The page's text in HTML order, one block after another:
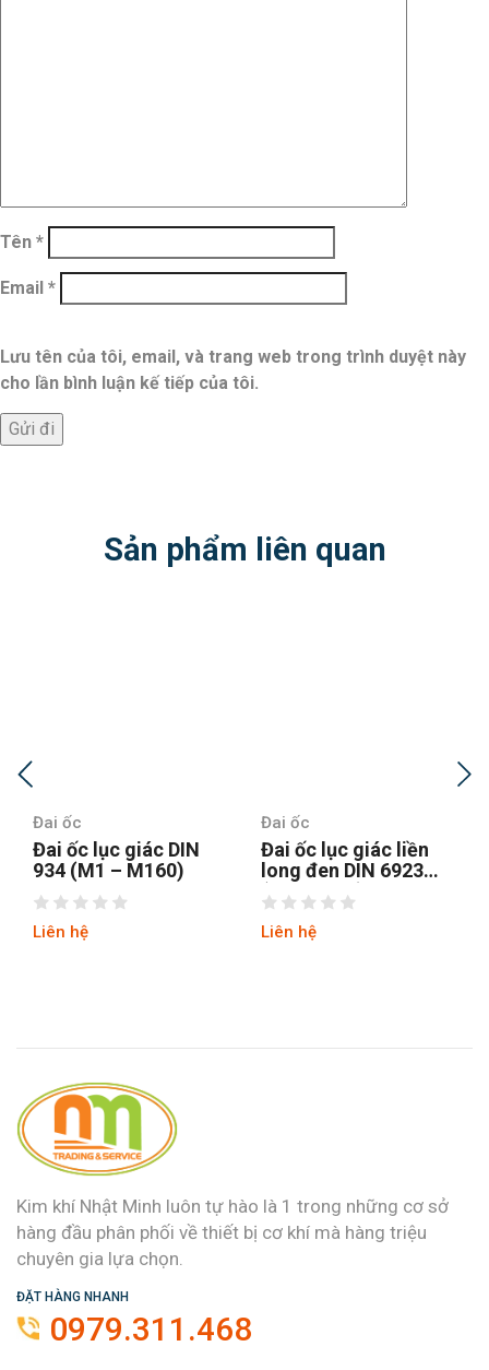
Tên *
Email *
Lưu tên của tôi, email, và trang web trong trình duyệt này
cho lần bình luận kế tiếp của tôi.
Sản phẩm liên quan
Đai ốc
Đai ốc lục giác liền
long đen DIN 6923
(M5 – M20)
Liên hệ
Đai ốc
Đai ốc lục giác mỏng
DIN 439B (M1.6 –
M10)
Liên hệ
Kim khí Nhật Minh luôn tự hào là 1 trong những cơ sở
hàng đầu phân phối về thiết bị cơ khí mà hàng triệu
chuyên gia lựa chọn.
ĐẶT HÀNG NHANH
0979.311.468